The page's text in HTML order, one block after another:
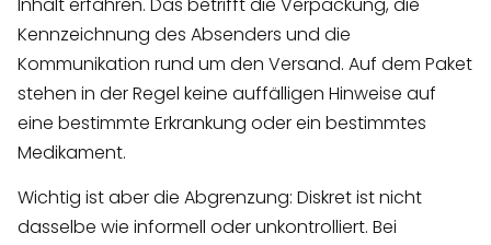
Kennzeichnung des Absenders und die
Kommunikation rund um den Versand. Auf dem Paket
stehen in der Regel keine auffälligen Hinweise auf
eine bestimmte Erkrankung oder ein bestimmtes
Medikament.
Wichtig ist aber die Abgrenzung: Diskret ist nicht
dasselbe wie informell oder unkontrolliert. Bei